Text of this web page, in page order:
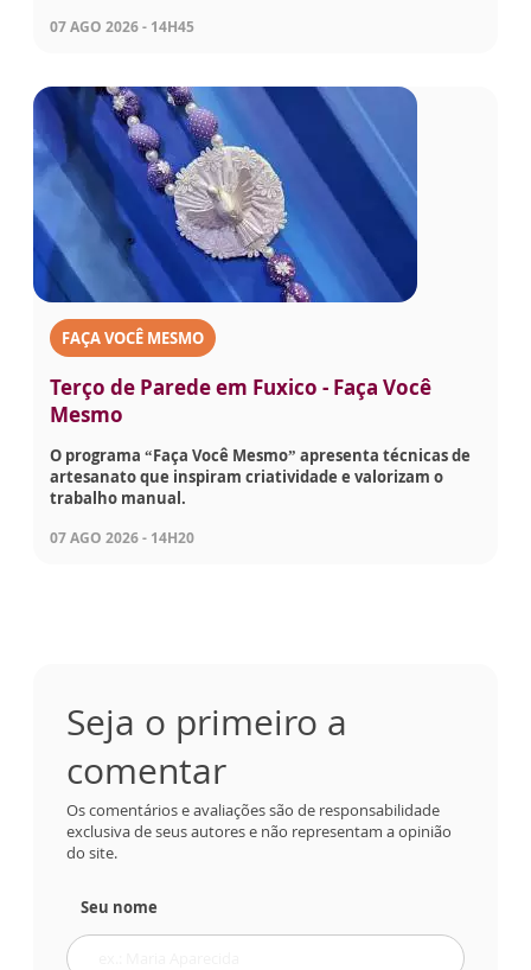
07 AGO 2026 - 14H45
FAÇA VOCÊ MESMO
Terço de Parede em Fuxico - Faça Você
Mesmo
O programa “Faça Você Mesmo” apresenta técnicas de
artesanato que inspiram criatividade e valorizam o
trabalho manual.
07 AGO 2026 - 14H20
Seja o primeiro a
comentar
Os comentários e avaliações são de responsabilidade
exclusiva de seus autores e não representam a opinião
do site.
Seu nome